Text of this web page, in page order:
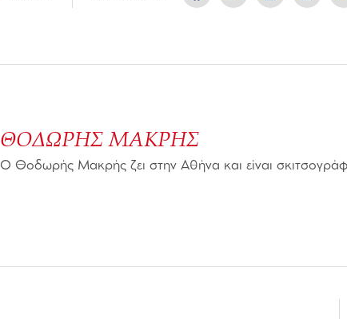
ΘΟΔΩΡHΣ ΜΑΚΡΗΣ
Ο Θοδωρής Μακρής ζει στην Αθήνα και είναι